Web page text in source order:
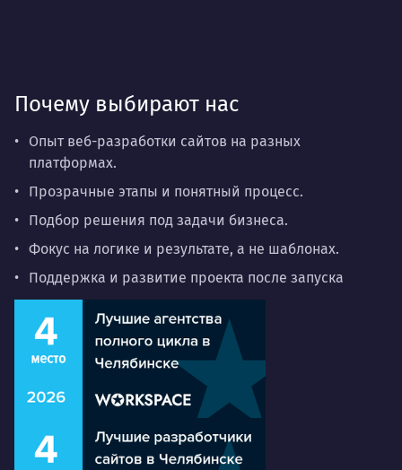
Почему выбирают нас
Опыт веб-разработки сайтов на разных
платформах.
Прозрачные этапы и понятный процесс.
Подбор решения под задачи бизнеса.
Фокус на логике и результате, а не шаблонах.
Поддержка и развитие проекта после запуска